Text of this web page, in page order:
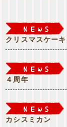
クリスマスケーキ
４周年
カシスミカン